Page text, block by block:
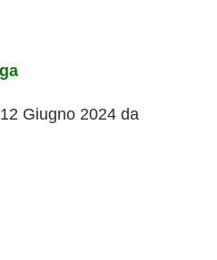
Giugno 2024 da